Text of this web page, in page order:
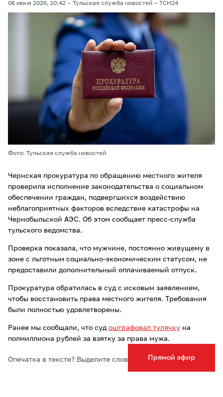
Прямой эфир
06 июня 2026, 10:42 Тульская служба новостей ТСН24
Фото: Тульская служба новостей
Чернская прокуратура по обращению местного жителя
проверила исполнение законодательства о социальном
обеспечении граждан, подвергшихся воздействию
неблагоприятных факторов вследствие катастрофы на
Чернобыльской АЭС. Об этом сообщает пресс-служба
тульского ведомства.
Проверка показала, что мужчине, постоянно живущему в
зоне с льготным социально-экономическим статусом, не
предоставили дополнительный оплачиваемый отпуск.
Прокуратура обратилась в суд с исковым заявлением,
чтобы восстановить права местного жителя. Требования
были полностью удовлетворены.
Ранее мы сообщали, что суд оштрафовал тулячку на
полмиллиона рублей за взятку за права мужа.
Опечатка в тексте? Выделите слово и нажмите Ctrl+Enter